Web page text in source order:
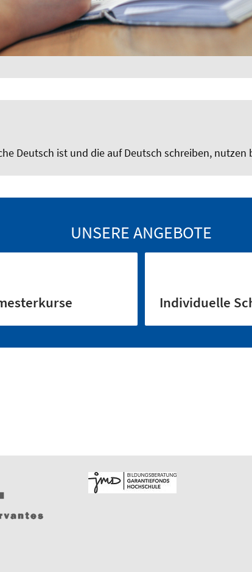
Deutsch ist und die auf Deutsch schreiben,
UNSERE ANGEBOTE
Individuelle